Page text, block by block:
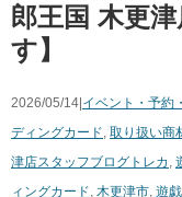
郎王国 木更
す】
2026/05/14|イベント・予約
ディングカード 取り扱い商
津店スタッフブログ トレカ
ィングカード 木更津市 遊